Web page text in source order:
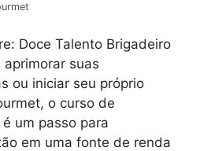
Doce Talento Brigadeiro
aprimorar suas
ou iniciar seu próprio
o curso de
é um passo para
em uma fonte de renda